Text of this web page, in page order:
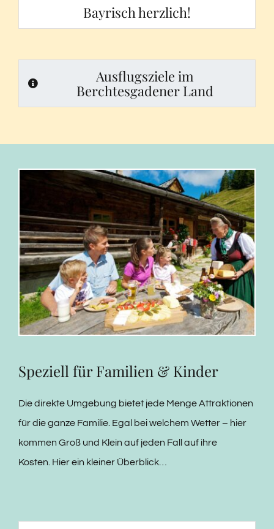
Bayrisch herzlich!
Ausflugsziele im
Berchtesgadener Land
Speziell für Familien & Kinder
Die direkte Umgebung bietet jede Menge Attraktionen
für die ganze Familie. Egal bei welchem Wetter – hier
kommen Groß und Klein auf jeden Fall auf ihre
Kosten. Hier ein kleiner Überblick…